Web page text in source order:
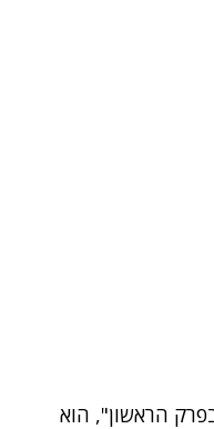
הראשון", הוא